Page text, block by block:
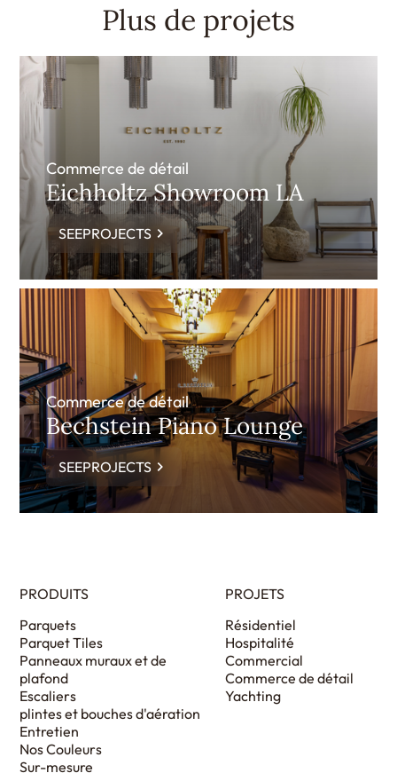
Plus de projets
Commerce de détail
Eichholtz Showroom LA
SEEPROJECTS
Commerce de détail
Bechstein Piano Lounge
SEEPROJECTS
PRODUITS
Parquets
Parquet Tiles
Panneaux muraux et de
plafond
Escaliers
plintes et bouches d'aération
Entretien
Nos Couleurs
Sur-mesure
PROJETS
Résidentiel
Hospitalité
Commercial
Commerce de détail
Yachting